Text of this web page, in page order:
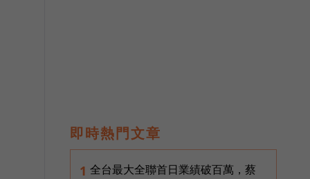
即時熱門文章
1 全台最大全聯首日業績破百萬，蔡